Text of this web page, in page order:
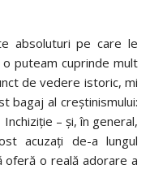
absoluturi pe care le
o puteam cuprinde mult
de vedere istoric, mi
bagaj al creștinismului:
– și, în general,
acuzați de-a lungul
oferă o reală adorare a